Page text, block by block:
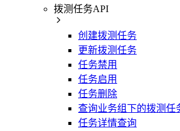
拨测任务API
创建拨测任务
更新拨测任务
任务禁用
任务启用
任务删除
查询业务组下的拨测任
任务详情查询